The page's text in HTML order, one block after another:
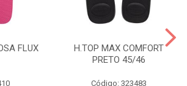
FLUX
H.TOP MAX COMFORT
PRETO 45/46
Código: 323483